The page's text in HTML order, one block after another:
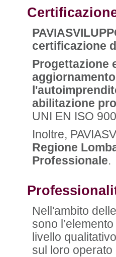
certificazione
Progettazione
abilitazione
UNI EN ISO
Inoltre,
Regione
Professionale.
Nell'ambito
sono
livello
sul loro